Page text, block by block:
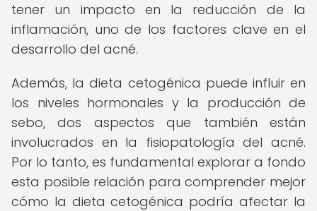
tener un impacto en la reducción de la
inflamación, uno de los factores clave en el
desarrollo del acné.
Además, la dieta cetogénica puede influir en
los niveles hormonales y la producción de
sebo, dos aspectos que también están
involucrados en la fisiopatología del acné.
Por lo tanto, es fundamental explorar a fondo
esta posible relación para comprender mejor
cómo la dieta cetogénica podría afectar la